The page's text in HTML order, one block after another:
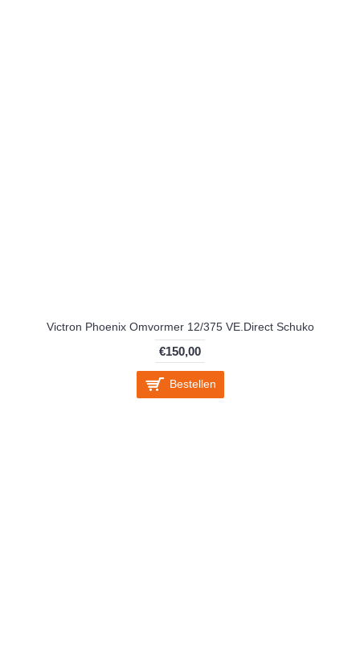
Victron Phoenix Omvormer 12/375 VE.Direct Schuko
€150,00
Bestellen